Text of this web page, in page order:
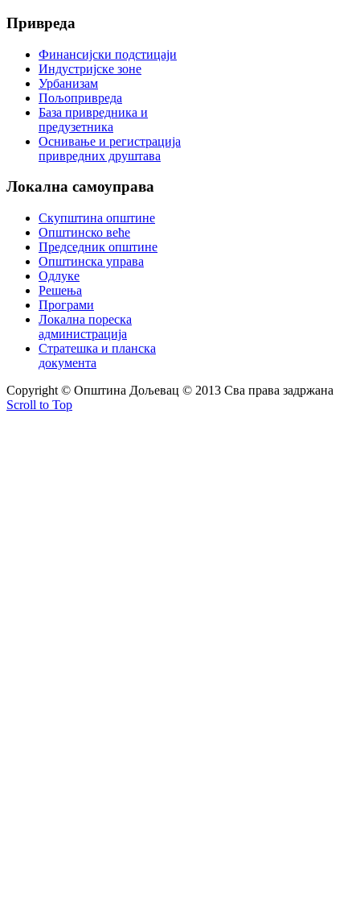
Привреда
Финансијски подстицаји
Индустријске зоне
Урбанизам
Пољопривреда
База привредника и
предузетника
Оснивање и регистрација
привредних друштава
Локална самоуправа
Скупштина општине
Општинско веће
Председник општине
Општинска управа
Одлуке
Решења
Програми
Локална пореска
администрација
Стратешка и планска
документа
Copyright © Oпштина Дољевац © 2013 Сва права задржана
Scroll to Top